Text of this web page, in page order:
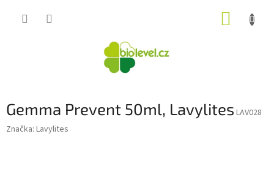
Gemma Prevent 50ml, Lavylites LAV028
Značka: Lavylites